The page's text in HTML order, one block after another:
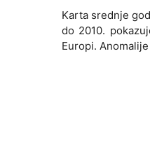
Karta srednje
do 2010.
Europi.